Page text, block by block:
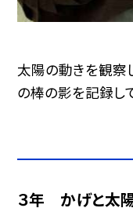
太陽の動きを観察
の棒の影を記録し
３年 かげと太